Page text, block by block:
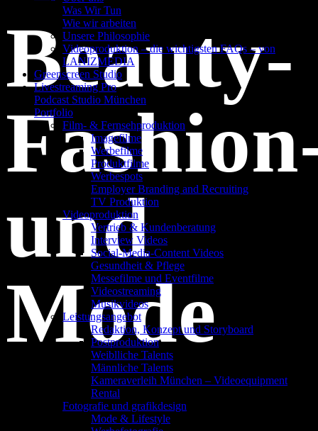
Was Wir Tun
Wie wir arbeiten
Unsere Philosophie
Videoproduktion – die wichtigsten FAQs – von
LANIZMEDIA
Greenscreen Studio
Livestreaming Pro
Podcast Studio München
Portfolio
Film- & Fernsehproduktion
Imagefilme
Werbefilme
Produktfilme
Werbespots
Employer Branding and Recruiting
TV Produktion
Videoproduktion
Vertrieb & Kundenberatung
Interview Videos
Social-Media-Content Videos
Gesundheit & Pflege
Mes­se­filme und Eventfilme
Video­strea­ming
Musikvideos
Leis­tungs­an­ge­bot
Redak­ti­on, Kon­zept und Storyboard
Post­pro­duk­ti­on
Weiblliche Talents
Männliche Talents
Kameraverleih München – Videoequipment
Rental
Fotografie und grafikdesign
Mode & Lifestyle
Beauty-
und
Mode